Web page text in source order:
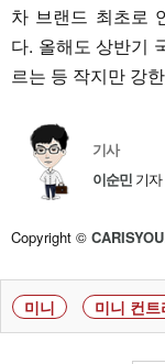
차 브랜드 최초로
다. 올해도 상반기
르는 등 작지만 강
기사
이순민 기자
Copyright © CARISYOU
미니 미니 컨트